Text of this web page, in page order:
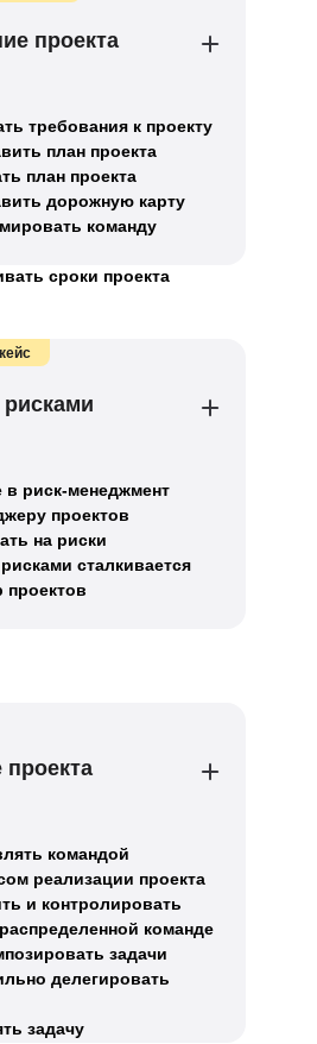
проекта
требования к проекту
план проекта
план проекта
дорожную карту
команду
сроки проекта
прогресса проекта
в риск-менеджмент
проектов
на риски
сталкивается
проектов
командой
реализации проекта
и контролировать
команде
задачи
делегировать
задачу